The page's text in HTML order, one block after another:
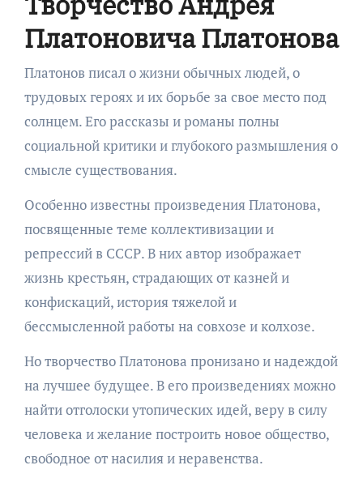
Платоновича Платонова
Платонов писал о жизни обычных людей, о
трудовых героях и их борьбе за свое место под
солнцем. Его рассказы и романы полны
социальной критики и глубокого размышления о
смысле существования.
Особенно известны произведения Платонова,
посвященные теме коллективизации и
репрессий в СССР. В них автор изображает
жизнь крестьян, страдающих от казней и
конфискаций, история тяжелой и
бессмысленной работы на совхозе и колхозе.
Но творчество Платонова пронизано и надеждой
на лучшее будущее. В его произведениях можно
найти отголоски утопических идей, веру в силу
человека и желание построить новое общество,
свободное от насилия и неравенства.